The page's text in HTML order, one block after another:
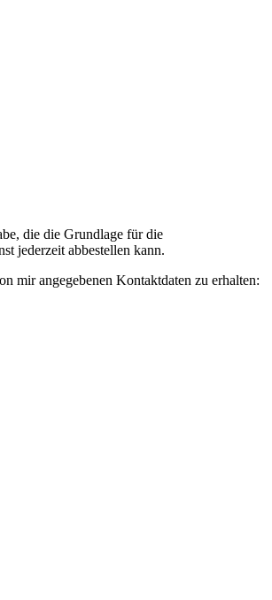
die die Grundlage für die
jederzeit abbestellen kann.
mir angegebenen Kontaktdaten zu erhalten: